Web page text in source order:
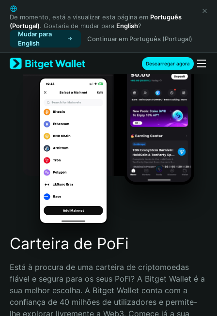
English
日本語
Tiếng Việt
Русский
Español (Latinoamérica)
Türkçe
Italiano
Português (Portugal)
Bahasa Indonesia
Português (Brasil)
Español (Argentina)
De momento, está a visualizar esta página em Português
(Portugal). Gostaria de mudar para English?
Mudar para
English
Continuar em Português (Portugal)
Descarregar agora
Carteira de PoFi
Está à procura de uma carteira de criptomoedas
fiável e segura para os seus PoFi? A Bitget Wallet é a
sua melhor escolha. A Bitget Wallet conta com a
confiança de 40 milhões de utilizadores e permite-
lhe explorar livremente a Web3. Comece já a sua